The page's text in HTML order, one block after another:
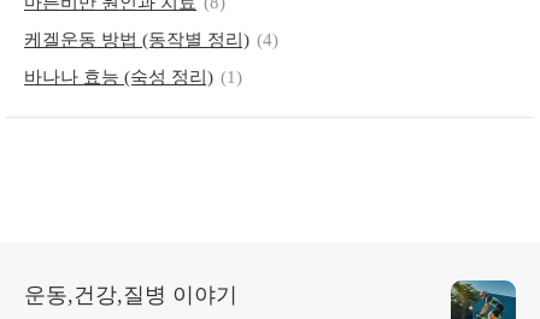
케겔운동 방법 (동작별 정리) (4)
바나나 효능 (숙성 정리) (1)
운동,건강,질병 이야기